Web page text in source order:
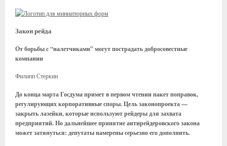
Закон рейда
От борьбы с “налетчиками” могут пострадать добросовестные
компании
Филипп Стеркин
До конца марта Госдума примет в первом чтении пакет поправок,
регулирующих корпоративные споры. Цель законопроекта —
закрыть лазейки, которые используют рейдеры для захвата
предприятий. Но дальнейшее принятие антирейдеровского закона
может затянуться: депутаты намерены серьезно его дополнить.